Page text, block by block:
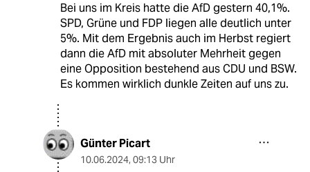
Bei uns im Kreis hatte die AfD gestern 40,1%.
SPD, Grüne und FDP liegen alle deutlich unter
5%. Mit dem Ergebnis auch im Herbst regiert
dann die AfD mit absoluter Mehrheit gegen
eine Opposition bestehend aus CDU und BSW.
Es kommen wirklich dunkle Zeiten auf uns zu.
Günter Picart
10.06.2024, 09:13 Uhr